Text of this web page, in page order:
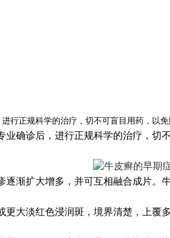
正规科学的治疗，切不可盲目用药，以免
诊后，进行正规科学的治疗，切
扩大增多，并可互相融合成片。
淡红色浸润斑，境界清楚，上覆